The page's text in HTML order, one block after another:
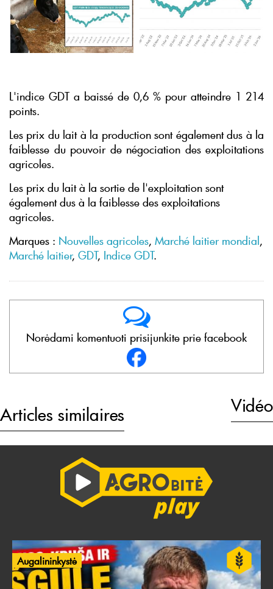
L'indice GDT a baissé de 0,6 % pour atteindre 1 214
points.
Les prix du lait à la production sont également dus à la
faiblesse du pouvoir de négociation des exploitations
agricoles.
Les prix du lait à la sortie de l'exploitation sont
également dus à la faiblesse des exploitations
agricoles.
Marques : Nouvelles agricoles, Marché laitier mondial,
Marché laitier, GDT, Indice GDT.
Norėdami komentuoti prisijunkite prie facebook
Articles similaires Vidéo
Augalininkystė